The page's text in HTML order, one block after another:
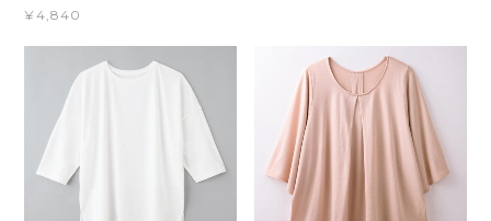
¥4,840